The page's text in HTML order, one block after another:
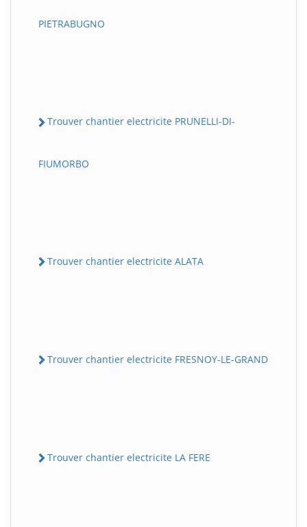
PIETRABUGNO
Trouver chantier electricite PRUNELLI-DI-
FIUMORBO
Trouver chantier electricite ALATA
Trouver chantier electricite FRESNOY-LE-GRAND
Trouver chantier electricite LA FERE